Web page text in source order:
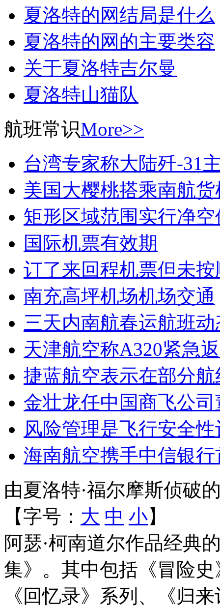
夏洛特的网结局是什么
夏洛特的网的主要类容
关于夏洛特吉尔曼
夏洛特山猫队
航班常识More>>
台湾专家称大陆歼-31
美国大樱桃搭乘南航
矩形区域范围实行净空
国际机票有效期
订了来回程机票但未
南充高坪机场机场交通
三天内南航春运航班动
天津航空称A320紧急
捷蓝航空表示在部分
金壮龙任中国商飞公
风险管理是飞行安全
海南航空携手中信银行
由夏洛特·福尔摩斯侦破
【字号： 大 中 小】
阿瑟·柯南道尔作品经典
集》。其中包括《冒险
《回忆录》系列、《归